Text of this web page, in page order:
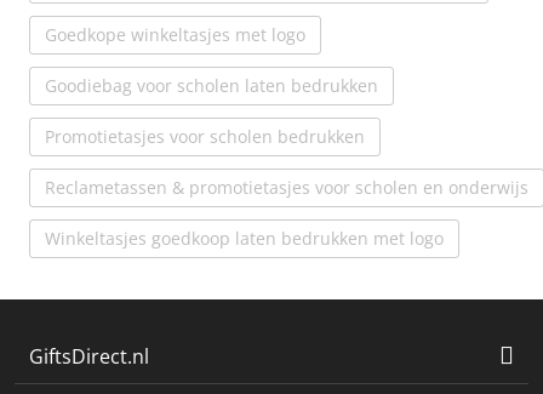
Goedkope winkeltasjes met logo
Goodiebag voor scholen laten bedrukken
Promotietasjes voor scholen bedrukken
Reclametassen & promotietasjes voor scholen en onderwijs
Winkeltasjes goedkoop laten bedrukken met logo
GiftsDirect.nl